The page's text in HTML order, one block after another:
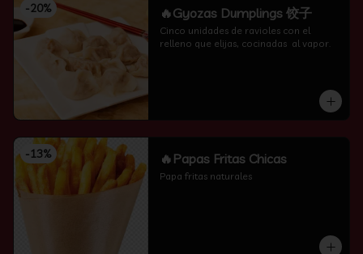
-20% 🔥Gyozas Dumplings 饺子
Cinco unidades de ravioles con el
relleno que elijas, cocinadas  al vapor.
-13% 🔥Papas Fritas Chicas
Papa fritas naturales